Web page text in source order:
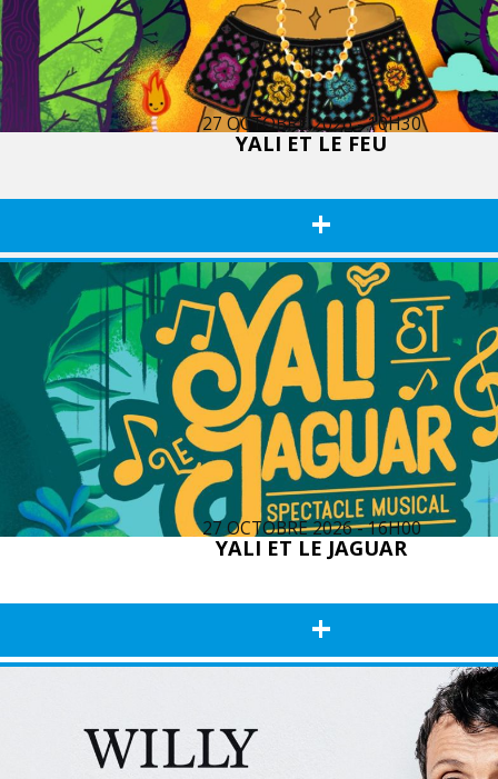
27 OCTOBRE 2026 - 10H30
YALI ET LE FEU
+
27 OCTOBRE 2026 - 16H00
YALI ET LE JAGUAR
+